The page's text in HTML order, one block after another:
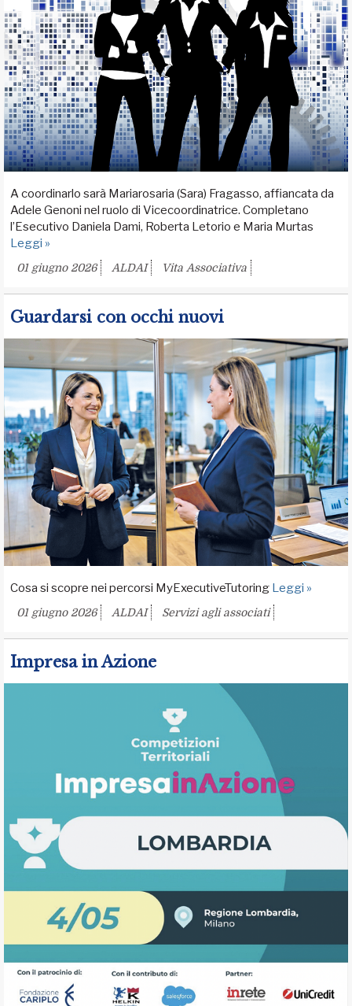
A coordinarlo sarà Mariarosaria (Sara) Fragasso, affiancata da
Adele Genoni nel ruolo di Vicecoordinatrice. Completano
l’Esecutivo Daniela Dami, Roberta Letorio e Maria Murtas
Leggi »
01 giugno 2026 ALDAI Vita Associativa
Guardarsi con occhi nuovi
Cosa si scopre nei percorsi MyExecutiveTutoring Leggi »
01 giugno 2026 ALDAI Servizi agli associati
Impresa in Azione